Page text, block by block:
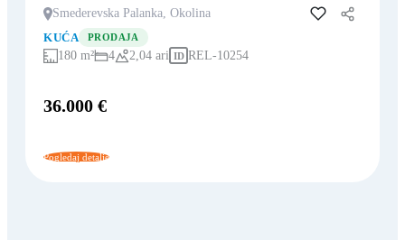
Smederevska Palanka, Okolina
Dodaj u favorite
KUĆA
PRODAJA
180 m² 4 2,04 ari ID REL-10254
36.000 €
Pogledaj detalje